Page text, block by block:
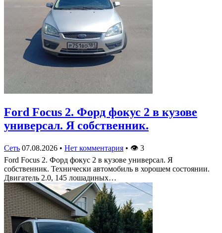
Ford Focus 2. Форд фокус 2 в кузове
универсал. Я собственник.
Сеть 07.08.2026 • Нет комментария • 👁 3
Ford Focus 2. Форд фокус 2 в кузове универсал. Я
собственник. Технически автомобиль в хорошем состоянии.
Двигатель 2.0, 145 лошадиных…